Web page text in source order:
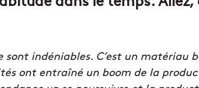
indéniables. C’est un matériau
ont entraîné un boom de la